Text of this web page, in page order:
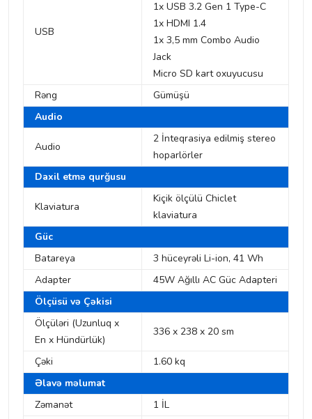
USB
1x USB 3.2 Gen 1 Type-C
1x HDMI 1.4
1x 3,5 mm Combo Audio
Jack
Micro SD kart oxuyucusu
Rəng
Gümüşü
Audio
Audio
2 İnteqrasiya edilmiş stereo
hoparlörler
Daxil etmə qurğusu
Klaviatura
Kiçik ölçülü Chiclet
klaviatura
Güc
Batareya
3 hüceyrəli Li-ion, 41 Wh
Adapter
45W Ağıllı AC Güc Adapteri
Ölçüsü və Çəkisi
Ölçüləri (Uzunluq x
En x Hündürlük)
336 x 238 x 20 sm
Çəki
1.60 kq
Əlavə məlumat
Zəmanət
1 İL